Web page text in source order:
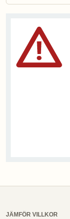
JÄMFÖR VILLKOR